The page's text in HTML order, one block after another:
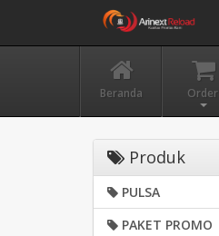
Beranda Order
Produk
PULSA
PAKET PROMO